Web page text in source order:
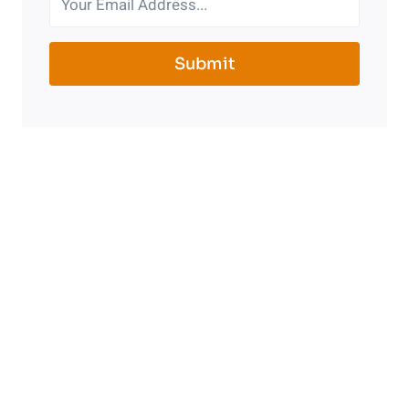
Submit